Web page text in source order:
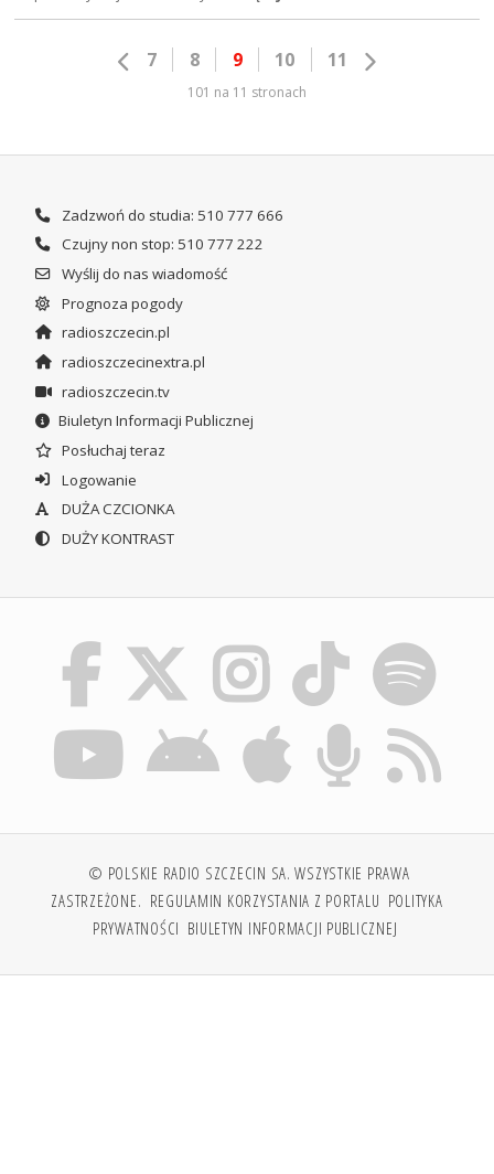
7 8 9 10 11
101 na 11 stronach
Zadzwoń do studia: 510 777 666
Czujny non stop: 510 777 222
Wyślij do nas wiadomość
Prognoza pogody
radioszczecin.pl
radioszczecinextra.pl
radioszczecin.tv
Biuletyn Informacji Publicznej
Posłuchaj teraz
Logowanie
DUŻA CZCIONKA
DUŻY KONTRAST
© POLSKIE RADIO SZCZECIN SA. WSZYSTKIE PRAWA
ZASTRZEŻONE. REGULAMIN KORZYSTANIA Z PORTALU POLITYKA
PRYWATNOŚCI BIULETYN INFORMACJI PUBLICZNEJ